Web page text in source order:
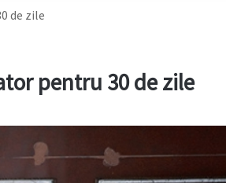
de zile
pentru 30 de zile